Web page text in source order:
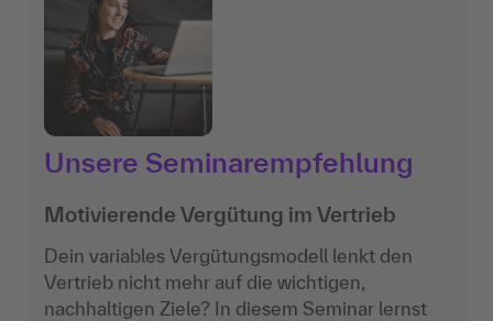
Unsere Seminarempfehlung
Motivierende Vergütung im Vertrieb
Dein variables Vergütungsmodell lenkt den
Vertrieb nicht mehr auf die wichtigen,
nachhaltigen Ziele? In diesem Seminar lernst